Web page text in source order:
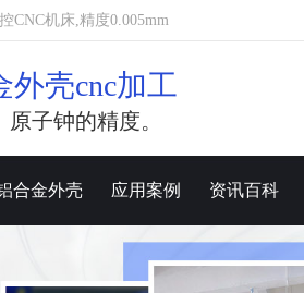
CNC机床,精度0.005mm
外壳cnc加工
子钟的精度。
合金外壳 应用案例 资讯百科